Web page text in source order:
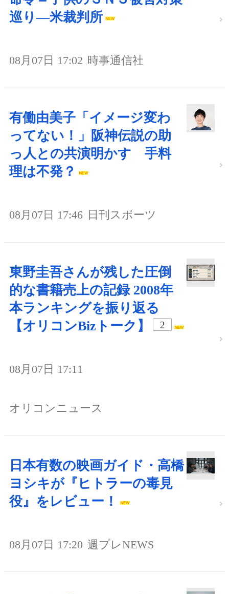
巡り―米裁判所
08月07日 17:02 時事通信社
有働由美子「イメージ変わ
ってない！」阪神伝説の助
っ人との共演明かす 手料
理は不発？
08月07日 17:46 日刊スポーツ
東野圭吾さんが残した圧倒
的な書籍売上の記録 2008年
本ランキングを振り返る
【オリコンBizトーク】
2
08月07日 17:11
オリコンニュース
日本有数の映画ガイド・高橋
ヨシキが『ヒトラーの毒見
役』をレビュー！
08月07日 17:20 週プレNEWS